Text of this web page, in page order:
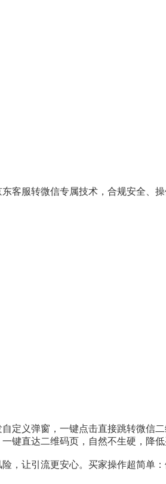
客服转微信专属技术，合规安全、
定义弹窗，一键点击直接跳转微信
键直达二维码页，自然不生硬，降低
，让引流更安心。买家操作超简单